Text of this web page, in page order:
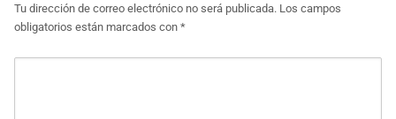
Tu dirección de correo electrónico no será publicada. Los campos
obligatorios están marcados con *